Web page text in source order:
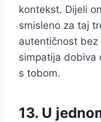
kontekst. Dijeli
smisleno za taj
autentičnost bez
simpatija dobiva
s tobom.
13. U